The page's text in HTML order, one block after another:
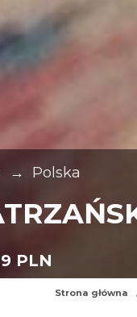
→ Polska
PLN
Strona główna